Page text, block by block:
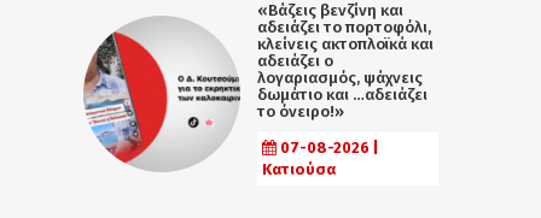
«Βάζεις βενζίνη και
αδειάζει το πορτοφόλι,
κλείνεις ακτοπλοϊκά και
αδειάζει ο
λογαριασμός, ψάχνεις
δωμάτιο και …αδειάζει
το όνειρο!»
07-08-2026 |
Κατιούσα